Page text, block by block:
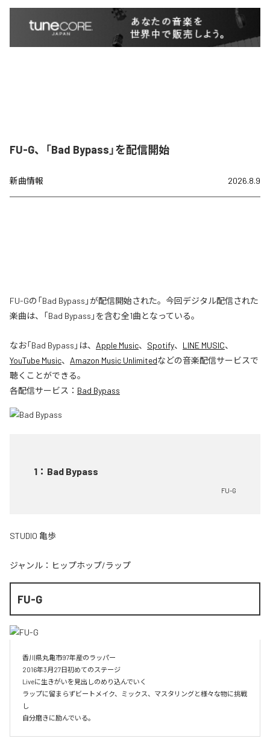
FU-G、「Bad Bypass」を配信開始
新曲情報 2026.8.9
FU-Gの「Bad Bypass」が配信開始された。今回デジタル配信された
楽曲は、「Bad Bypass」を含む全1曲となっている。
なお「Bad Bypass 」は、 Apple Music、 Spotify、 LINE MUSIC、
YouTube Music、 Amazon Music Unlimitedなどの音楽配信サービスで
聴くことができる。
各配信サービス： Bad Bypass
1 ： Bad Bypass
FU-G
STUDIO 亀歩
ジャンル： ヒップホップ/ラップ
FU-G
香川県丸亀市97年産のラッパー
2016年3月27日初めてのステージ
Liveに生きがいを見出しのめり込んでいく
ラップに留まらずビートメイク、ミックス、マスタリングと様々な物に挑戦
し
自分磨きに励んでいる。